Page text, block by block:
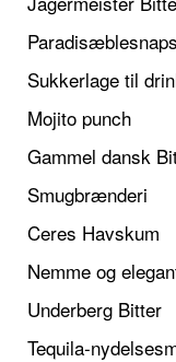
Paradisæblesnaps
Sukkerlage til
Mojito punch
Gammel dansk
Smugbrænderi
Ceres Havskum
Nemme og
Underberg Bitter
Tequila-